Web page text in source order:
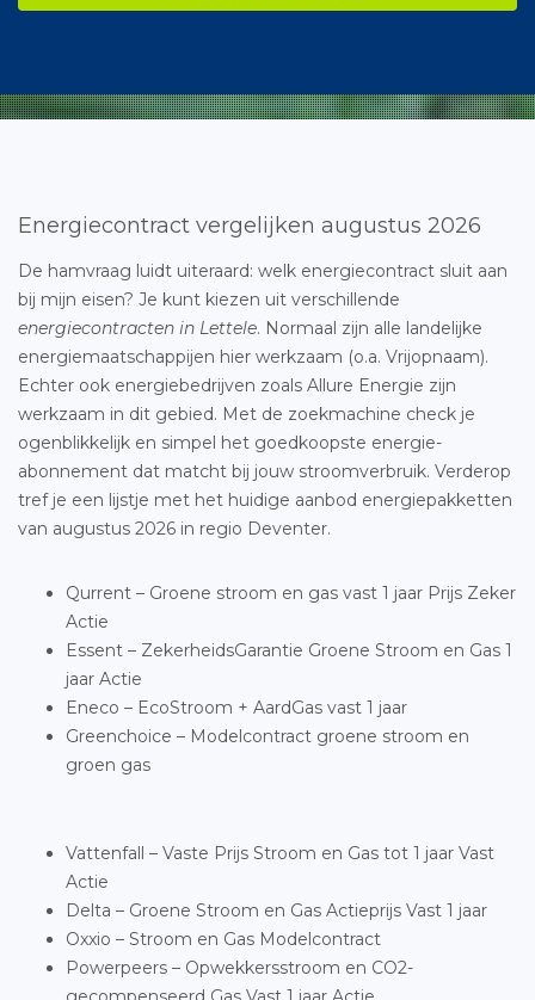
Energiecontract vergelijken augustus 2026
De hamvraag luidt uiteraard: welk energiecontract sluit aan
bij mijn eisen? Je kunt kiezen uit verschillende
energiecontracten in Lettele. Normaal zijn alle landelijke
energiemaatschappijen hier werkzaam (o.a. Vrijopnaam).
Echter ook energiebedrijven zoals Allure Energie zijn
werkzaam in dit gebied. Met de zoekmachine check je
ogenblikkelijk en simpel het goedkoopste energie-
abonnement dat matcht bij jouw stroomverbruik. Verderop
tref je een lijstje met het huidige aanbod energiepakketten
van augustus 2026 in regio Deventer.
Qurrent – Groene stroom en gas vast 1 jaar Prijs Zeker
Actie
Essent – ZekerheidsGarantie Groene Stroom en Gas 1
jaar Actie
Eneco – EcoStroom + AardGas vast 1 jaar
Greenchoice – Modelcontract groene stroom en
groen gas
Vattenfall – Vaste Prijs Stroom en Gas tot 1 jaar Vast
Actie
Delta – Groene Stroom en Gas Actieprijs Vast 1 jaar
Oxxio – Stroom en Gas Modelcontract
Powerpeers – Opwekkersstroom en CO2-